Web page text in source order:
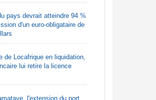
pays devrait atteindre 94 %
d'un euro-obligataire de
de Locafrique en liquidation,
lui retire la licence
l'extension du port